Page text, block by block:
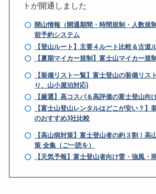
トが開通しました
開山情報（開通期間・時間規制・人数規
前予約システム
【登山ルート】主要４ルート比較＆古道
【夏期マイカー規制】富士山マイカー規
【装備リスト一覧】富士登山の装備リス
り、山小屋泊対応)
【厳選】高コスパ＆高評価の富士登山向
【富士山登山レンタルはどこが安い？】
のおすすめ3社比較
【高山病対策】富士登山者の約３割！高
策 全集（ご一読を）
【天気予報】富士登山者向け雷・強風・